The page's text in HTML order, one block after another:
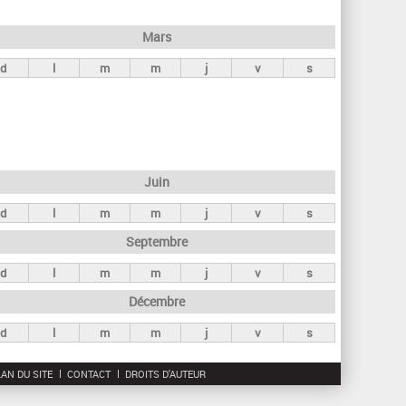
r
c
Mars
d l m m j v s
Juin
d l m m j v s
Septembre
d l m m j v s
Décembre
d l m m j v s
DU SITE CONTACT DROITS D'AUTEUR